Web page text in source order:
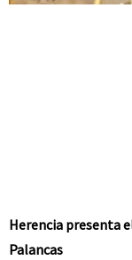
Herencia presenta
Palancas